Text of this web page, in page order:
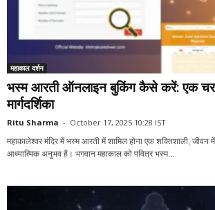
महाकाल दर्शन
भस्म आरती ऑनलाइन बुकिंग कैसे करें: एक
मार्गदर्शिका
Ritu Sharma - October 17, 2025 10:28 IST
महाकालेश्वर मंदिर में भस्म आरती में शामिल होना एक शक्तिशाली, जीवन
आध्यात्मिक अनुभव है। भगवान महाकाल को पवित्र भस्म...